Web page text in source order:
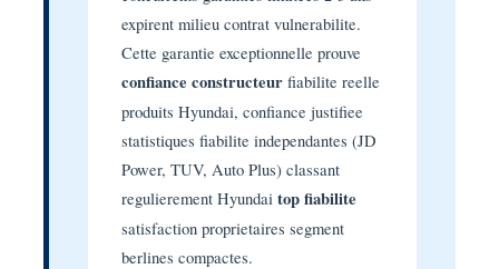
expirent milieu contrat vulnerabilite.
Cette garantie exceptionnelle prouve
confiance constructeur fiabilite reelle
produits Hyundai, confiance justifiee
statistiques fiabilite independantes (JD
Power, TUV, Auto Plus) classant
regulierement Hyundai top fiabilite
satisfaction proprietaires segment
berlines compactes.